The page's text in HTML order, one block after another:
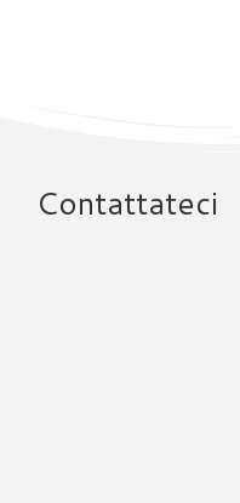
Contattateci